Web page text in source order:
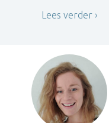
Lees verder